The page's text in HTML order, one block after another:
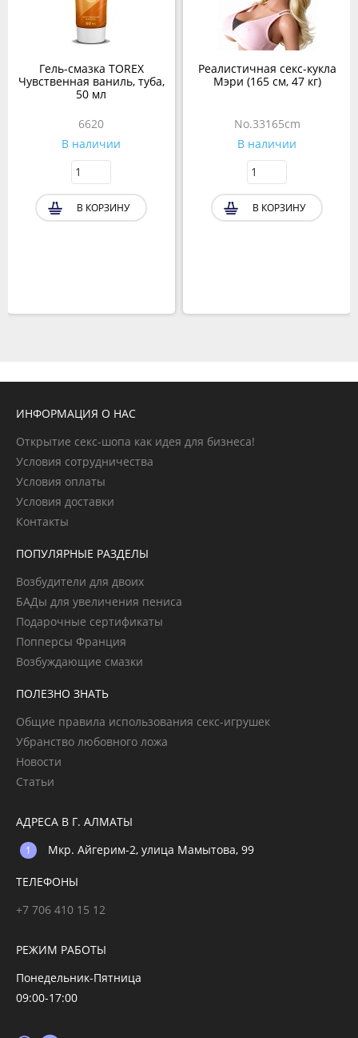
Гель-смазка TOREX
Чувственная ваниль, туба,
50 мл
6620
В наличии
В КОРЗИНУ
Реалистичная секс-кукла
Мэри (165 см, 47 кг)
No.33165cm
В наличии
В КОРЗИНУ
ИНФОРМАЦИЯ О НАС
Открытие секс-шопа как идея для бизнеса!
Условия сотрудничества
Условия оплаты
Условия доставки
Контакты
ПОПУЛЯРНЫЕ РАЗДЕЛЫ
Возбудители для двоих
БАДы для увеличения пениса
Подарочные сертификаты
Попперсы Франция
Возбуждающие смазки
ПОЛЕЗНО ЗНАТЬ
Общие правила использования секс-игрушек
Убранство любовного ложа
Новости
Статьи
АДРЕСА В Г. АЛМАТЫ
Мкр. Айгерим-2, улица Мамытова, 99
ТЕЛЕФОНЫ
+7 706 410 15 12
РЕЖИМ РАБОТЫ
Понедельник-Пятница
09:00-17:00